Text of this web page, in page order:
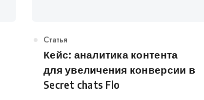
Категория
Статья
Кейс: аналитика контента
для увеличения конверсии в
Secret chats Flo